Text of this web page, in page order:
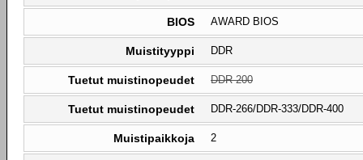
BIOS AWARD BIOS
Muistityyppi DDR
Tuetut muistinopeudet DDR-200
Tuetut muistinopeudet DDR-266/DDR-333/DDR-400
Muistipaikkoja 2